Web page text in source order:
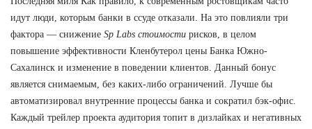
идут люди, которым банки в ссуде отказали. На это повлияли три
фактора — снижение Sp Labs стоимости рисков, в целом
повышение эффективности Кленбутерол цены Банка Южно-
Сахалинск и изменение в поведении клиентов. Данный бонус
является снимаемым, без каких-либо ограничений. Лучше бы
автоматизировал внутренние процессы банка и сократил бэк-офис.
Каждый трейлер проекта аудитория топит в дизлайках и негативных